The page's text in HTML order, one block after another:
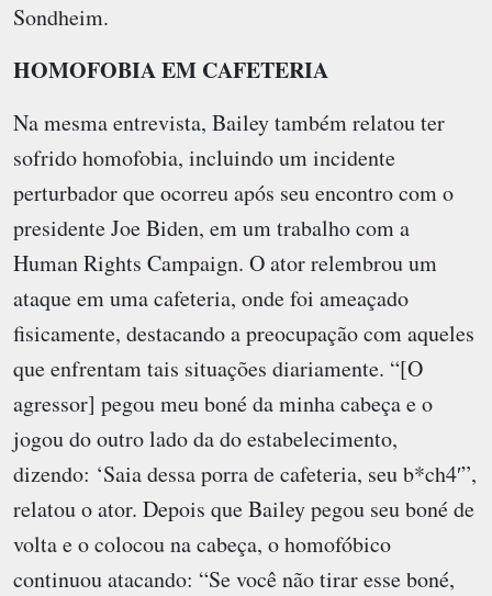
Sondheim.
HOMOFOBIA EM CAFETERIA
Na mesma entrevista, Bailey também relatou ter
sofrido homofobia, incluindo um incidente
perturbador que ocorreu após seu encontro com o
presidente Joe Biden, em um trabalho com a
Human Rights Campaign. O ator relembrou um
ataque em uma cafeteria, onde foi ameaçado
fisicamente, destacando a preocupação com aqueles
que enfrentam tais situações diariamente. “[O
agressor] pegou meu boné da minha cabeça e o
jogou do outro lado da do estabelecimento,
dizendo: ‘Saia dessa porra de cafeteria, seu b*ch4′”,
relatou o ator. Depois que Bailey pegou seu boné de
volta e o colocou na cabeça, o homofóbico
continuou atacando: “Se você não tirar esse boné,